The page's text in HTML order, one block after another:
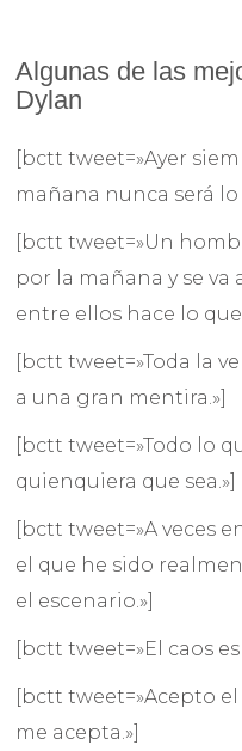
Algunas de las
Dylan
[bctt tweet=»Ayer
mañana nunca será lo
[bctt tweet=»Un
por la mañana y se
entre ellos hace lo que
[bctt tweet=»Toda la
a una gran mentira.»]
[bctt tweet=»Todo lo
quienquiera que sea.»]
[bctt tweet=»A veces
el que he sido
el escenario.»]
[bctt tweet=»El caos
[bctt tweet=»Acepto
me acepta.»]